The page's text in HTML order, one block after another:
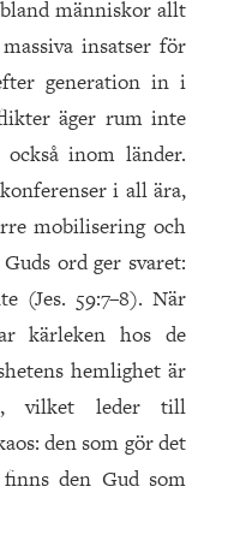
människor allt
insatser för
generation in i
äger rum inte
inom länder.
i all ära,
mobilisering och
ord ger svaret:
(Jes. 59:7–8). När
kärleken hos de
hemlighet är
vilket leder till
den som gör det
den Gud som